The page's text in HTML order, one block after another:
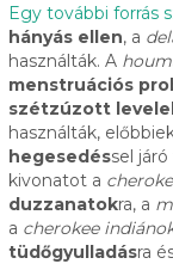
Egy további forrás
hányás ellen, a
használták. A
menstruációs
szétzúzott
használták,
hegesedéssel
kivonatot a
duzzanatokra, a
a cherokee
tüdőgyulladásra